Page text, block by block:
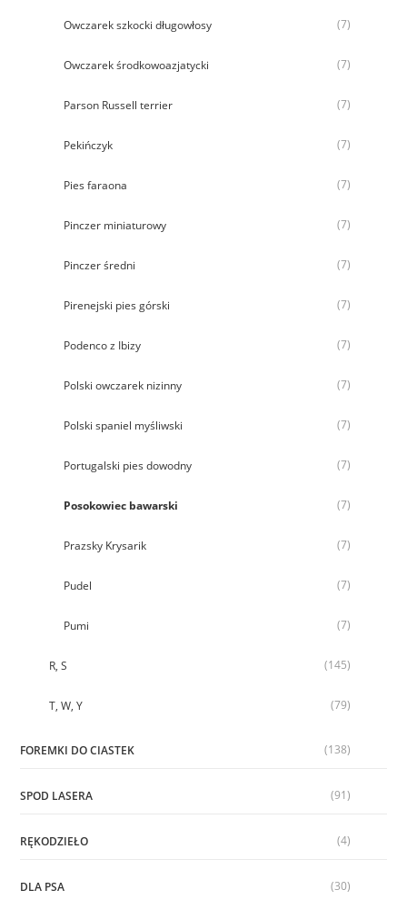
Owczarek szkocki długowłosy (7)
Owczarek środkowoazjatycki (7)
Parson Russell terrier (7)
Pekińczyk (7)
Pies faraona (7)
Pinczer miniaturowy (7)
Pinczer średni (7)
Pirenejski pies górski (7)
Podenco z Ibizy (7)
Polski owczarek nizinny (7)
Polski spaniel myśliwski (7)
Portugalski pies dowodny (7)
Posokowiec bawarski (7)
Prazsky Krysarik (7)
Pudel (7)
Pumi (7)
R, S (145)
T, W, Y (79)
FOREMKI DO CIASTEK (138)
SPOD LASERA (91)
RĘKODZIEŁO (4)
DLA PSA (30)